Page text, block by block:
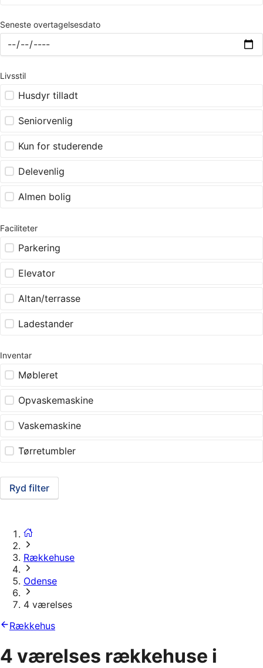
Seneste overtagelsesdato
Livsstil
Husdyr tilladt
Seniorvenlig
Kun for studerende
Delevenlig
Almen bolig
Faciliteter
Parkering
Elevator
Altan/terrasse
Ladestander
Inventar
Møbleret
Opvaskemaskine
Vaskemaskine
Tørretumbler
Ryd filter
Rækkehuse
Odense
4 værelses
Rækkehus
4 værelses rækkehuse i